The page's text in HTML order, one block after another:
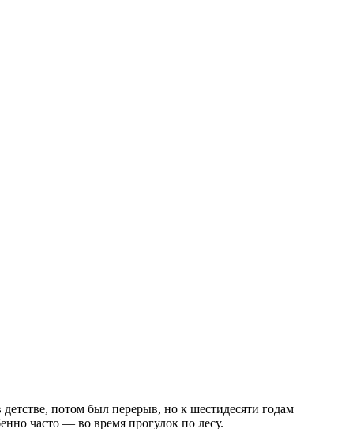
потом был перерыв, но к шестидесяти годам
часто — во время прогулок по лесу.